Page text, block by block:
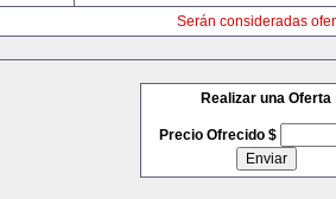
Serán consideradas
Realizar una Oferta
Precio Ofrecido $